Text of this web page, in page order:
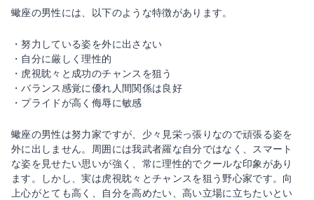
蠍座の男性には、以下のような特徴があります。
・努力している姿を外に出さない
・自分に厳しく理性的
・虎視眈々と成功のチャンスを狙う
・バランス感覚に優れ人間関係は良好
・プライドが高く侮辱に敏感
蠍座の男性は努力家ですが、少々見栄っ張りなので頑張る姿を
外に出しません。周囲には我武者羅な自分ではなく、スマート
な姿を見せたい思いが強く、常に理性的でクールな印象があり
ます。しかし、実は虎視眈々とチャンスを狙う野心家です。向
上心がとても高く、自分を高めたい、高い立場に立ちたいとい